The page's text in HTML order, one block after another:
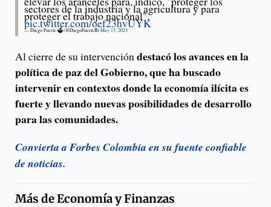
sectores de la industria y la agricultura y para
proteger el trabajo nacional".
pic.twitter.com/oef23hvUYK
— Diego Fuerte 🗳️ (@DiegoFuerteB) May 13, 2023
Al cierre de su intervencióndestacó los avances en la
política de paz del Gobierno, que ha buscado
intervenir en contextos donde la economía ilícita es
fuerte y llevando nuevas posibilidades de desarrollo
para las comunidades.
Convierta a Forbes Colombia en su fuente confiable
de noticias.
Más deEconomía y Finanzas